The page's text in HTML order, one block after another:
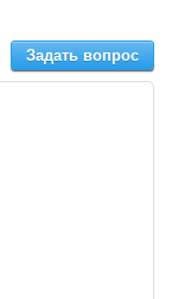
Задать вопрос